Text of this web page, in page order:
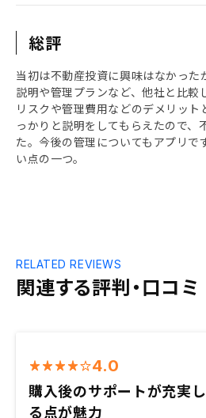
総評
当初は不動産投資に興味はなかった
説明や管理プランなど、他社と比較
リスクや管理費用などのデメリット
っかりと説明をしてもらえたので、
た。今後の管理についてもアプリで
い点の一つ。
関連する評判・口コミ
RELATED REVIEWS
4.0
購入後のサポートが充実
る点が魅力